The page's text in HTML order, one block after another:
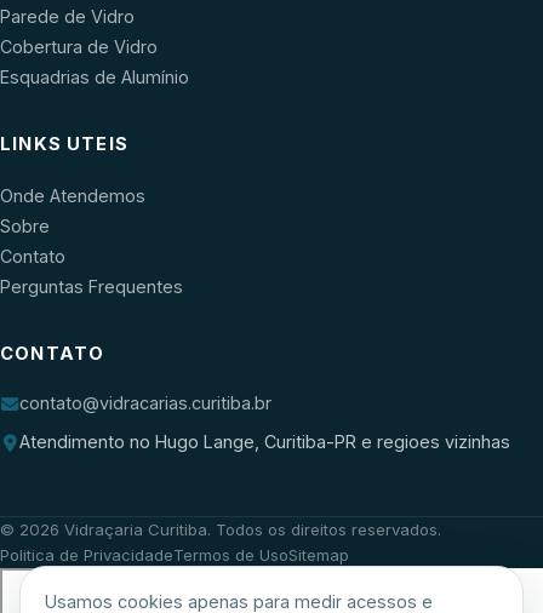
Parede de Vidro
Cobertura de Vidro
Esquadrias de Alumínio
LINKS UTEIS
Onde Atendemos
Sobre
Contato
Perguntas Frequentes
CONTATO
contato@vidracarias.curitiba.br
Atendimento no Hugo Lange, Curitiba-PR e regioes vizinhas
© 2026 Vidraçaria Curitiba. Todos os direitos reservados.
Politica de PrivacidadeTermos de UsoSitemap
Usamos cookies apenas para medir acessos e